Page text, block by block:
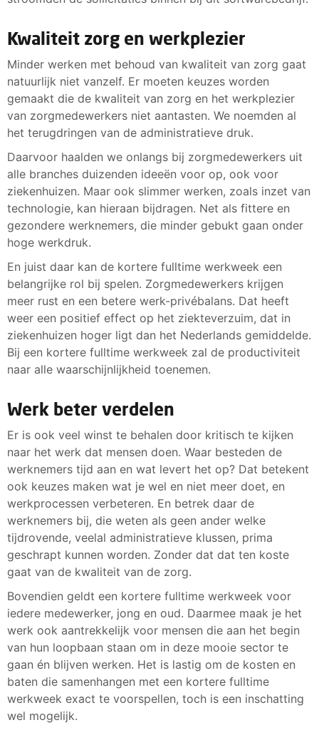
Kwaliteit zorg en werkplezier
Minder werken met behoud van kwaliteit van zorg gaat
natuurlijk niet vanzelf. Er moeten keuzes worden
gemaakt die de kwaliteit van zorg en het werkplezier
van zorgmedewerkers niet aantasten. We noemden al
het terugdringen van de administratieve druk.
Daarvoor haalden we onlangs bij zorgmedewerkers uit
alle branches duizenden ideeën voor op, ook voor
ziekenhuizen. Maar ook slimmer werken, zoals inzet van
technologie, kan hieraan bijdragen. Net als fittere en
gezondere werknemers, die minder gebukt gaan onder
hoge werkdruk.
En juist daar kan de kortere fulltime werkweek een
belangrijke rol bij spelen. Zorgmedewerkers krijgen
meer rust en een betere werk-privébalans. Dat heeft
weer een positief effect op het ziekteverzuim, dat in
ziekenhuizen hoger ligt dan het Nederlands gemiddelde.
Bij een kortere fulltime werkweek zal de productiviteit
naar alle waarschijnlijkheid toenemen.
Werk beter verdelen
Er is ook veel winst te behalen door kritisch te kijken
naar het werk dat mensen doen. Waar besteden de
werknemers tijd aan en wat levert het op? Dat betekent
ook keuzes maken wat je wel en niet meer doet, en
werkprocessen verbeteren. En betrek daar de
werknemers bij, die weten als geen ander welke
tijdrovende, veelal administratieve klussen, prima
geschrapt kunnen worden. Zonder dat dat ten koste
gaat van de kwaliteit van de zorg.
Bovendien geldt een kortere fulltime werkweek voor
iedere medewerker, jong en oud. Daarmee maak je het
werk ook aantrekkelijk voor mensen die aan het begin
van hun loopbaan staan om in deze mooie sector te
gaan én blijven werken. Het is lastig om de kosten en
baten die samenhangen met een kortere fulltime
werkweek exact te voorspellen, toch is een inschatting
wel mogelijk.